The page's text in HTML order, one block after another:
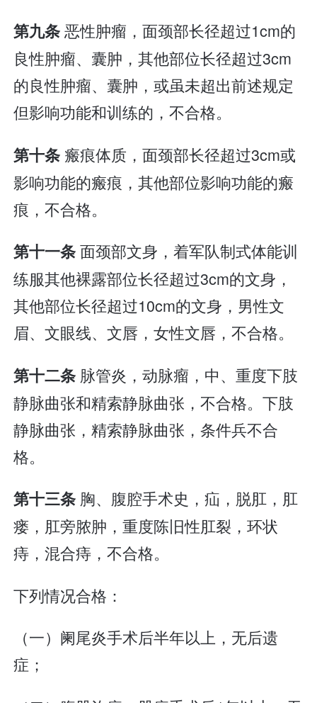
第九条恶性肿瘤，面颈部长径超过1cm的
良性肿瘤、囊肿，其他部位长径超过3cm
的良性肿瘤、囊肿，或虽未超出前述规定
但影响功能和训练的，不合格。
第十条 瘢痕体质，面颈部长径超过3cm或
影响功能的瘢痕，其他部位影响功能的瘢
痕，不合格。
第十一条面颈部文身，着军队制式体能训
练服其他裸露部位长径超过3cm的文身，
其他部位长径超过10cm的文身，男性文
眉、文眼线、文唇，女性文唇，不合格。
第十二条 脉管炎，动脉瘤，中、重度下肢
静脉曲张和精索静脉曲张，不合格。下肢
静脉曲张，精索静脉曲张，条件兵不合
格。
第十三条 胸、腹腔手术史，疝，脱肛，肛
瘘，肛旁脓肿，重度陈旧性肛裂，环状
痔，混合痔，不合格。
下列情况合格：
（一）阑尾炎手术后半年以上，无后遗
症；